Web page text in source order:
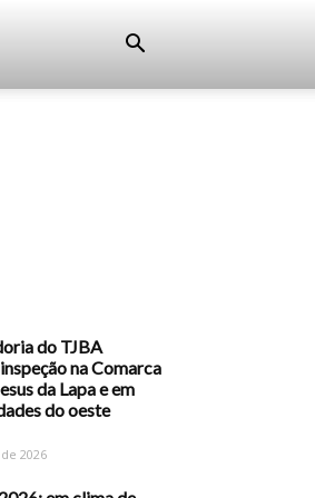
do TJBA
na Comarca
da Lapa e em
do oeste
2026